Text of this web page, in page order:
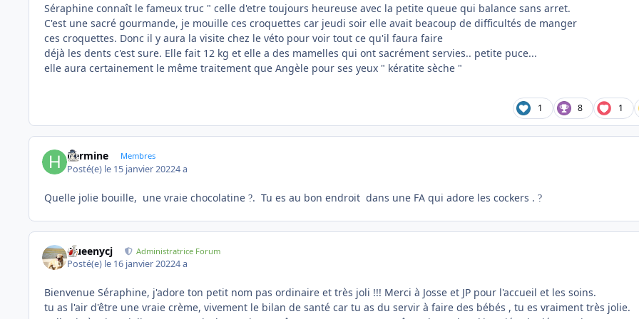
Séraphine connaît le fameux truc " celle d'etre toujours heureuse avec la petite queue qui balance sans arret.
C'est une sacré gourmande, je mouille ces croquettes car jeudi soir elle avait beacoup de difficultés de manger
ces croquettes. Donc il y aura la visite chez le véto pour voir tout ce qu'il faura faire
déjà les dents c'est sure. Elle fait 12 kg et elle a des mamelles qui ont sacrément servies.. petite puce...
elle aura certainement le même traitement que Angèle pour ses yeux " kératite sèche "
1 8 1
hermine Membres
Posté(e) le 15 janvier 20224 a
Quelle jolie bouille, une vraie chocolatine ?. Tu es au bon endroit dans une FA qui adore les cockers . ?
Queenycj Administratrice Forum
Posté(e) le 16 janvier 20224 a
Bienvenue Séraphine, j'adore ton petit nom pas ordinaire et très joli !!! Merci à Josse et JP pour l'accueil et les soins.
tu as l'air d'être une vraie crème, vivement le bilan de santé car tu as du servir à faire des bébés , tu es vraiment très jolie.